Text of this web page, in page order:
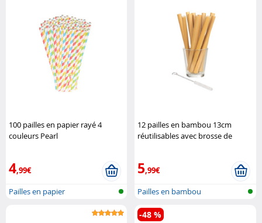
100 pailles en papier rayé 4
couleurs Pearl
4,99€
Pailles en papier
12 pailles en bambou 13cm
réutilisables avec brosse de
5,99€
Pailles en bambou
-48 %